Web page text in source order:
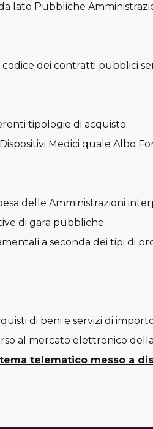
lato Pubbliche
dei contratti pubblici
tipologie di acquisto:
Medici quale Albo
delle Amministrazioni
di gara pubbliche
a seconda dei tipi di
di beni e servizi di
al mercato elettronico
telematico messo a